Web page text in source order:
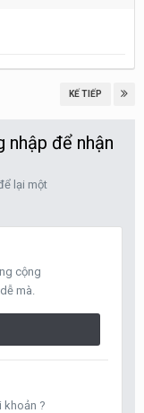
KẾ TIẾP
để nhận
lại một
cộng
mà.
khoản ?